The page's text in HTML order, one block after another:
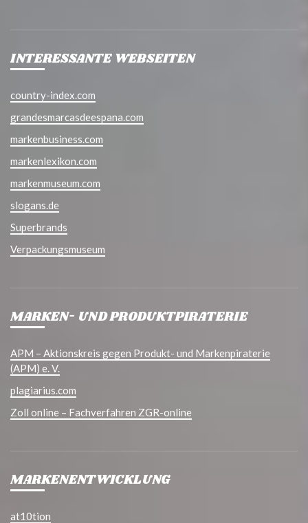
INTERESSANTE WEBSEITEN
country-index.com
grandesmarcasdeespana.com
markenbusiness.com
markenlexikon.com
markenmuseum.com
slogans.de
Superbrands
Verpackungsmuseum
MARKEN- UND PRODUKTPIRATERIE
APM – Aktionskreis gegen Produkt- und Markenpiraterie
(APM) e. V.
plagiarius.com
Zoll online – Fachverfahren ZGR-online
MARKENENTWICKLUNG
at10tion